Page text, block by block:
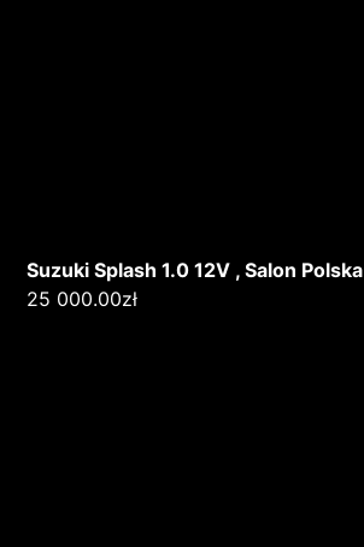
Suzuki Splash 1.0 12V , Salon Polska
25 000.00zł